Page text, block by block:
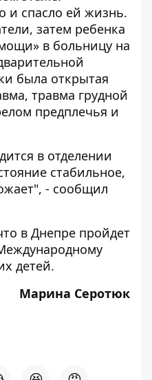
и спасло ей жизнь.
затем ребенка
в больницу на
была открытая
травма грудной
предплечья и
в отделении
стабильное,
- сообщил
в Днепре пройдет
детей.
Марина Серотюк